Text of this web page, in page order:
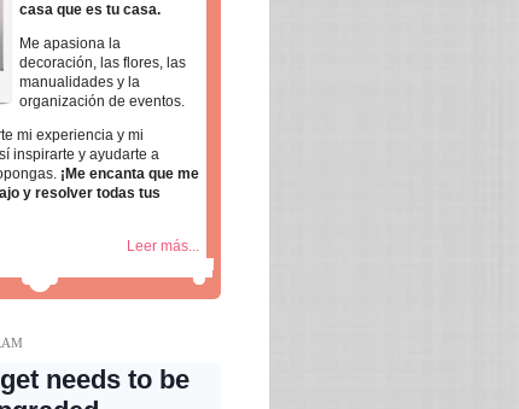
casa que es tu casa.
Me apasiona la
decoración, las flores, las
manualidades y la
organización de eventos.
mi experiencia y mi
inspirarte y ayudarte a
¡Me encanta que me
y resolver todas tus
Leer más...